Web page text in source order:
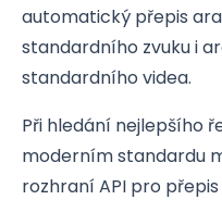
automatický přepis
standardního zvuku i
standardního videa.
Při hledání nejlepšího
moderním standardu
rozhraní API pro